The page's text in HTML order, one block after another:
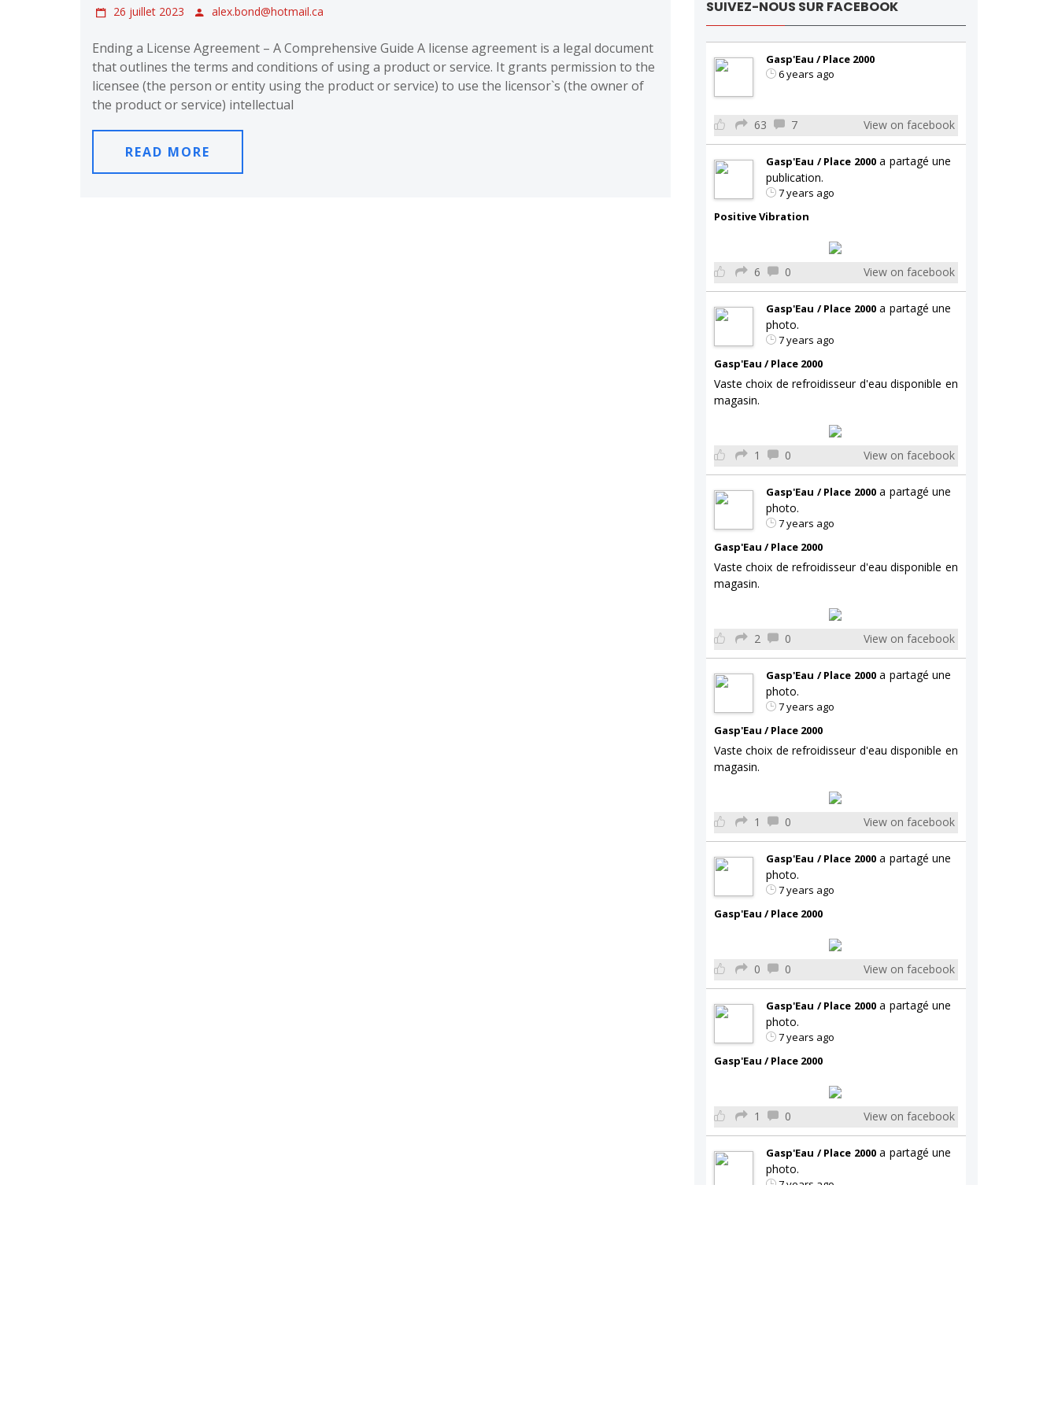
26 juillet 2023 alex.bond@hotmail.ca
Ending a License Agreement – A Comprehensive Guide A license agreement is a legal document
that outlines the terms and conditions of using a product or service. It grants permission to the
licensee (the person or entity using the product or service) to use the licensor`s (the owner of
the product or service) intellectual
READ MORE
SUIVEZ-NOUS SUR FACEBOOK
Gasp'Eau / Place 2000
6 years ago
63 7 View on facebook
Gasp'Eau / Place 2000a partagé une
publication.
7 years ago
Positive Vibration
6 0 View on facebook
Gasp'Eau / Place 2000a partagé une
photo.
7 years ago
Gasp'Eau / Place 2000
Vaste choix de refroidisseur d'eau disponible en
magasin.
1 0 View on facebook
Gasp'Eau / Place 2000a partagé une
photo.
7 years ago
Gasp'Eau / Place 2000
Vaste choix de refroidisseur d'eau disponible en
magasin.
2 0 View on facebook
Gasp'Eau / Place 2000a partagé une
photo.
7 years ago
Gasp'Eau / Place 2000
Vaste choix de refroidisseur d'eau disponible en
magasin.
1 0 View on facebook
Gasp'Eau / Place 2000a partagé une
photo.
7 years ago
Gasp'Eau / Place 2000
0 0 View on facebook
Gasp'Eau / Place 2000a partagé une
photo.
7 years ago
Gasp'Eau / Place 2000
1 0 View on facebook
Gasp'Eau / Place 2000a partagé une
photo.
7 years ago